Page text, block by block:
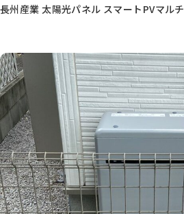
長州産業 太陽光パネル スマートPVマルチ